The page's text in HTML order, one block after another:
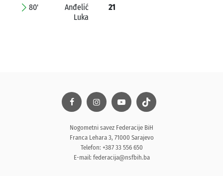
80'
Anđelić
Luka
21
Nogometni savez Federacije BiH
Franca Lehara 3, 71000 Sarajevo
Telefon: +387 33 556 650
E-mail: federacija@nsfbih.ba